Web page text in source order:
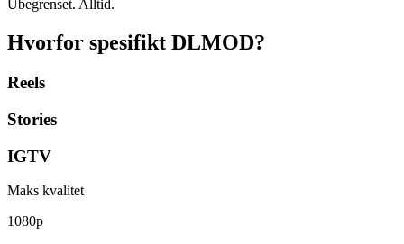
Ubegrenset. Alltid.
Hvorfor spesifikt DLMOD?
Reels
Stories
IGTV
Maks kvalitet
1080p